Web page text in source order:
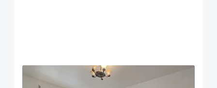
Apartament doua camere Racadau